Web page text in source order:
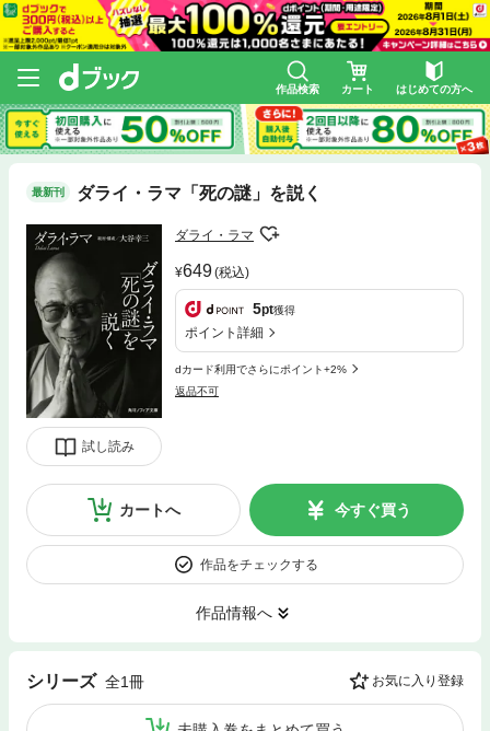
作品検索 カート はじめての方へ
最新刊 ダライ・ラマ「死の謎」を説く
試し読み
ダライ・ラマ
649(税込)
5pt獲得
ポイント詳細
dカード利用でさらにポイント+2%
返品不可
カートへ 今すぐ買う
作品をチェックする
作品情報へ
シリーズ 全1冊 お気に入り登録